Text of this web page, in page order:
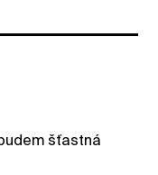
šťastná